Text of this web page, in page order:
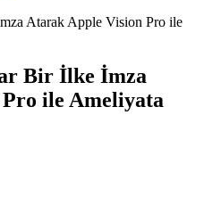
Bir İlke İmza
ile Ameliyata